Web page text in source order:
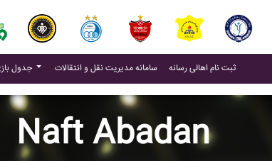
جدول بازی ها سامانه مدیریت نقل و انتقالات (current)
ثبت نام اهالی رسانه(current)
Naft Abadan